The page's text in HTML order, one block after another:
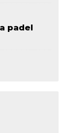
padel